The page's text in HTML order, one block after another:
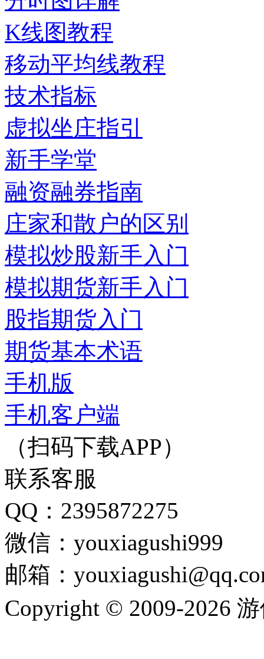
K线图教程
移动平均线教程
技术指标
虚拟坐庄指引
新手学堂
融资融券指南
庄家和散户的区别
模拟炒股新手入门
模拟期货新手入门
股指期货入门
期货基本术语
手机版
手机客户端
（扫码下载APP）
联系客服
QQ：2395872275
微信：youxiagushi999
邮箱：
Copyright © 2009-2026